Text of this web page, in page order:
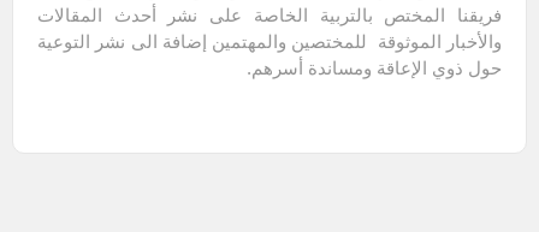
فريقنا المختص بالتربية الخاصة على نشر أحدث المقالات
والأخبار الموثوقة للمختصين والمهتمين إضافة الى نشر التوعية
حول ذوي الإعاقة ومساندة أسرهم.